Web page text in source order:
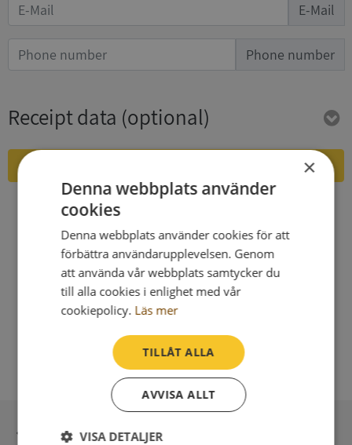
E-Mail
Phone number
Receipt data (optional)
By bying you accept the terms of Syna
Secure payment with stripe
×
Denna webbplats använder
cookies
Denna webbplats använder cookies för att
förbättra användarupplevelsen. Genom
att använda vår webbplats samtycker du
till alla cookies i enlighet med vår
cookiepolicy. Läs mer
TILLÅT ALLA
AVVISA ALLT
VISA DETALJER